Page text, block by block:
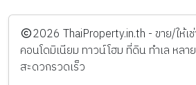
️2026 ThaiProperty.in.th - ขาย/ให้เ
คอนโดมิเนียม ทาวน์โฮม ที่ดิน ทำเล หลา
สะดวกรวดเร็ว